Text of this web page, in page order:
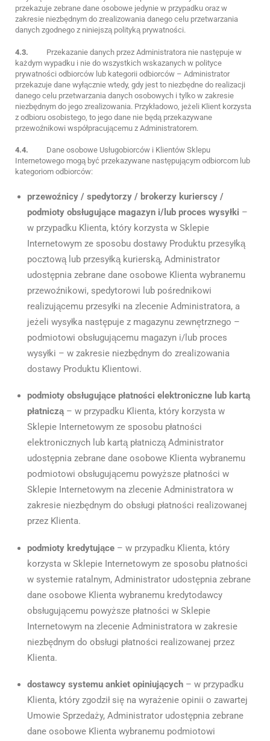
przekazuje zebrane dane osobowe jedynie w przypadku oraz w
zakresie niezbędnym do zrealizowania danego celu przetwarzania
danych zgodnego z niniejszą polityką prywatności.
4.3. Przekazanie danych przez Administratora nie następuje w
każdym wypadku i nie do wszystkich wskazanych w polityce
prywatności odbiorców lub kategorii odbiorców – Administrator
przekazuje dane wyłącznie wtedy, gdy jest to niezbędne do realizacji
danego celu przetwarzania danych osobowych i tylko w zakresie
niezbędnym do jego zrealizowania. Przykładowo, jeżeli Klient korzysta
z odbioru osobistego, to jego dane nie będą przekazywane
przewoźnikowi współpracującemu z Administratorem.
4.4. Dane osobowe Usługobiorców i Klientów Sklepu
Internetowego mogą być przekazywane następującym odbiorcom lub
kategoriom odbiorców:
przewoźnicy / spedytorzy / brokerzy kurierscy /
podmioty obsługujące magazyn i/lub proces wysyłki –
w przypadku Klienta, który korzysta w Sklepie
Internetowym ze sposobu dostawy Produktu przesyłką
pocztową lub przesyłką kurierską, Administrator
udostępnia zebrane dane osobowe Klienta wybranemu
przewoźnikowi, spedytorowi lub pośrednikowi
realizującemu przesyłki na zlecenie Administratora, a
jeżeli wysyłka następuje z magazynu zewnętrznego –
podmiotowi obsługującemu magazyn i/lub proces
wysyłki – w zakresie niezbędnym do zrealizowania
dostawy Produktu Klientowi.
podmioty obsługujące płatności elektroniczne lub kartą
płatniczą– w przypadku Klienta, który korzysta w
Sklepie Internetowym ze sposobu płatności
elektronicznych lub kartą płatniczą Administrator
udostępnia zebrane dane osobowe Klienta wybranemu
podmiotowi obsługującemu powyższe płatności w
Sklepie Internetowym na zlecenie Administratora w
zakresie niezbędnym do obsługi płatności realizowanej
przez Klienta.
podmioty kredytujące – w przypadku Klienta, który
korzysta w Sklepie Internetowym ze sposobu płatności
w systemie ratalnym, Administrator udostępnia zebrane
dane osobowe Klienta wybranemu kredytodawcy
obsługującemu powyższe płatności w Sklepie
Internetowym na zlecenie Administratora w zakresie
niezbędnym do obsługi płatności realizowanej przez
Klienta.
dostawcy systemu ankiet opiniujących – w przypadku
Klienta, który zgodził się na wyrażenie opinii o zawartej
Umowie Sprzedaży, Administrator udostępnia zebrane
dane osobowe Klienta wybranemu podmiotowi